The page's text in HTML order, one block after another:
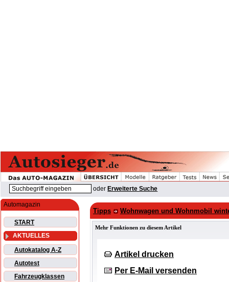
oder Erweiterte Suche
Automagazin
START
AKTUELLES
Autokatalog A-Z
Autotest
Fahrzeugklassen
Tipps Wohnwagen und Wohnmobil
Mehr Funktionen zu diesem Artikel
Artikel drucken
Per E-Mail versenden